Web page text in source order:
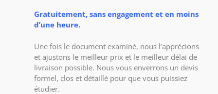
Gratuitement, sans engagement et en moins
d’une heure.
Une fois le document examiné, nous l’apprécions
et ajustons le meilleur prix et le meilleur délai de
livraison possible. Nous vous enverrons un devis
formel, clos et détaillé pour que vous puissiez
étudier.